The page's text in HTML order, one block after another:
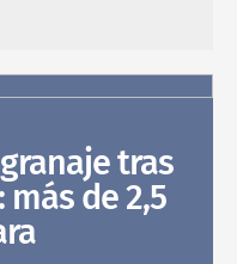
tras
de 2,5